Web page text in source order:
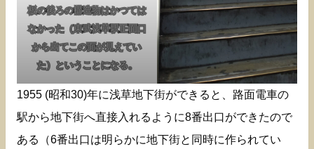
板の後ろの構造物はかつては
なかった（東武浅草駅正面口
から出てこの面が見えてい
た）ということになる。
1955 (昭和30)年に浅草地下街ができると、路面電車の
駅から地下街へ直接入れるように8番出口ができたので
ある（6番出口は明らかに地下街と同時に作られてい